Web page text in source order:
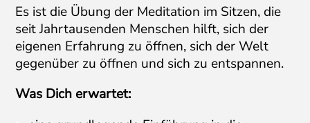
Es ist die Übung der Meditation im Sitzen, die
seit Jahrtausenden Menschen hilft, sich der
eigenen Erfahrung zu öffnen, sich der Welt
gegenüber zu öffnen und sich zu entspannen.
Was Dich erwartet: